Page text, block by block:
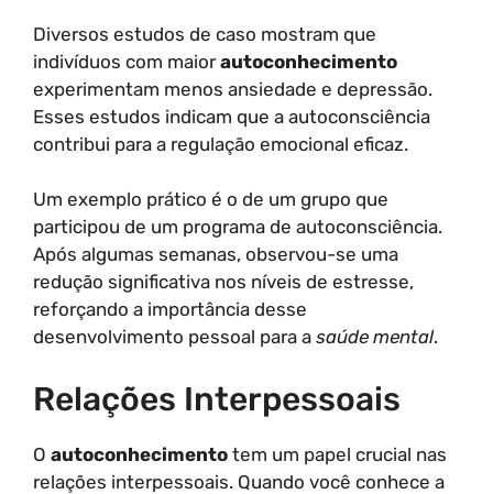
Diversos estudos de caso mostram que
indivíduos com maiorautoconhecimento
experimentam menos ansiedade e depressão.
Esses estudos indicam que a autoconsciência
contribui para a regulação emocional eficaz.
Um exemplo prático é o de um grupo que
participou de um programa de autoconsciência.
Após algumas semanas, observou-se uma
redução significativa nos níveis de estresse,
reforçando a importância desse
desenvolvimento pessoal para a saúde mental.
Relações Interpessoais
O autoconhecimento tem um papel crucial nas
relações interpessoais. Quando você conhece a